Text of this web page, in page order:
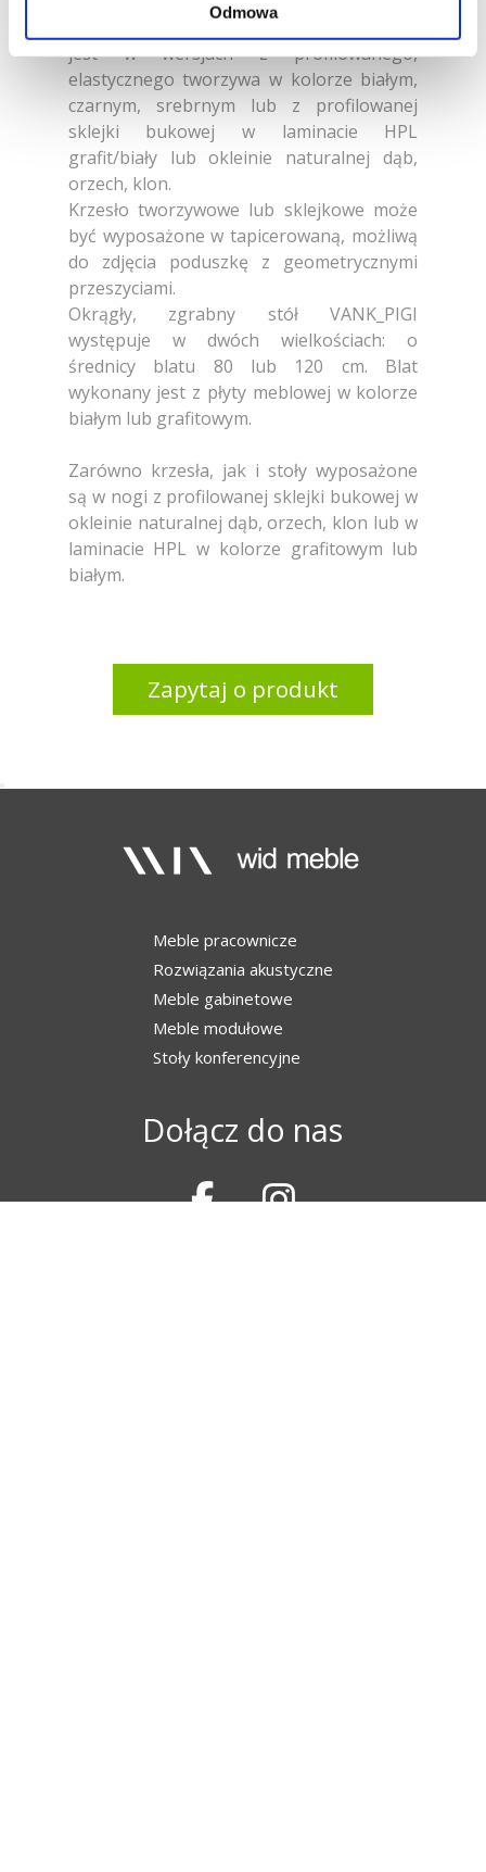
Odmowa
Oparcie z siedziskiem krzesła dostępne
jest w wersjach z profilowanego,
elastycznego tworzywa w kolorze białym,
czarnym, srebrnym lub z profilowanej
sklejki bukowej w laminacie HPL
grafit/biały lub okleinie naturalnej dąb,
orzech, klon.
Krzesło tworzywowe lub sklejkowe może
być wyposażone w tapicerowaną, możliwą
do zdjęcia poduszkę z geometrycznymi
przeszyciami.
Okrągły, zgrabny stół VANK_PIGI
występuje w dwóch wielkościach: o
średnicy blatu 80 lub 120 cm. Blat
wykonany jest z płyty meblowej w kolorze
białym lub grafitowym.
Zarówno krzesła, jak i stoły wyposażone
są w nogi z profilowanej sklejki bukowej w
okleinie naturalnej dąb, orzech, klon lub w
laminacie HPL w kolorze grafitowym lub
białym.
Zapytaj o produkt
Meble pracownicze
Rozwiązania akustyczne
Meble gabinetowe
Meble modułowe
Stoły konferencyjne
Dołącz do nas